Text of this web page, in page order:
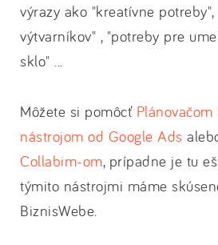
výrazy ako "kreatívne
výtvarníkov" , "potreby pre
sklo" ...
Môžete si pomôcť Plánovačom
nástrojom od Google Ads
Collabim-om, prípadne je tu
týmito nástrojmi máme
BiznisWebe.